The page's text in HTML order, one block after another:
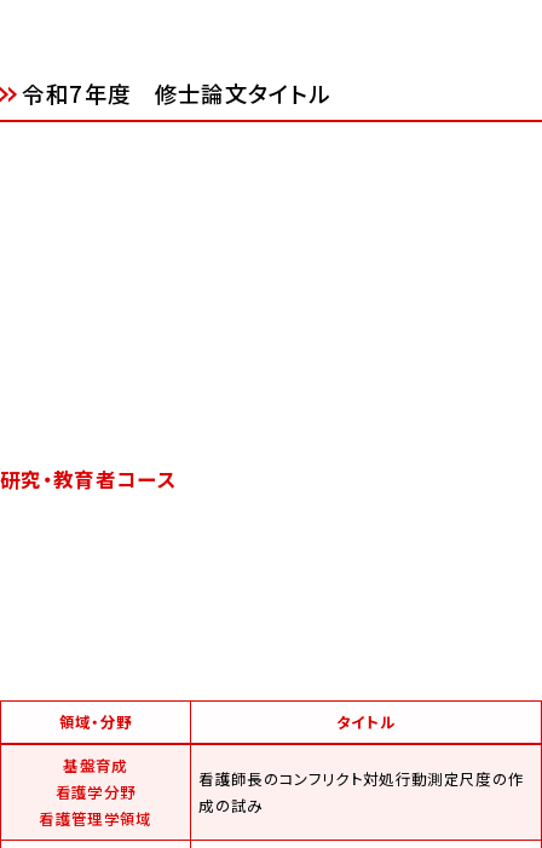
令和7年度 修士論文タイトル
研究・教育者コース
領域・分野
タイトル
基盤育成
看護学分野
看護管理学領域
看護師長のコンフリクト対処行動測定尺度の作
成の試み